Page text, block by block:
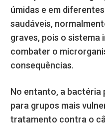
úmidas e em
saudáveis,
graves, pois o sistema
combater o
consequências.
No entanto, a
para grupos mais
tratamento contra o